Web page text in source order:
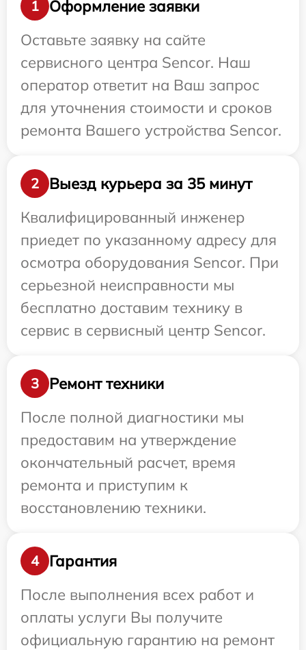
1
Оформление заявки
Оставьте заявку на сайте
сервисного центра Sencor. Наш
оператор ответит на Ваш запрос
для уточнения стоимости и сроков
ремонта Вашего устройства Sencor.
2
Выезд курьера за 35 минут
Квалифицированный инженер
приедет по указанному адресу для
осмотра оборудования Sencor. При
серьезной неисправности мы
бесплатно доставим технику в
сервис в сервисный центр Sencor.
3
Ремонт техники
После полной диагностики мы
предоставим на утверждение
окончательный расчет, время
ремонта и приступим к
восстановлению техники.
4
Гарантия
После выполнения всех работ и
оплаты услуги Вы получите
официальную гарантию на ремонт